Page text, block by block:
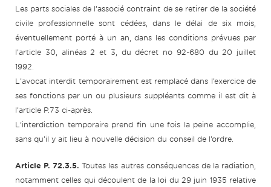
Les parts sociales de l’associé contraint de se retirer de la société
civile professionnelle sont cédées, dans le délai de six mois,
éventuellement porté à un an, dans les conditions prévues par
l’article 30, alinéas 2 et 3, du décret no 92-680 du 20 juillet
1992.
L’avocat interdit temporairement est remplacé dans l’exercice de
ses fonctions par un ou plusieurs suppléants comme il est dit à
l’article P.73 ci-après.
L’interdiction temporaire prend fin une fois la peine accomplie,
sans qu’il y ait lieu à nouvelle décision du conseil de l’ordre.
Article P. 72.3.5. Toutes les autres conséquences de la radiation,
notamment celles qui découlent de la loi du 29 juin 1935 relative